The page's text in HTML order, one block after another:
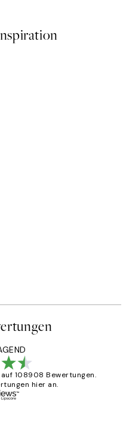
108908 Bewertungen.
hier an.